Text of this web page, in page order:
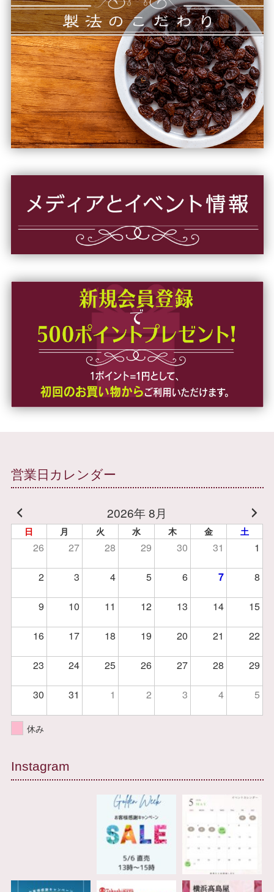
営業日カレンダー
2026年 8月
日 月 火 水 木 金 土
26 27 28 29 30 31 1
2 3 4 5 6 7 8
9 10 11 12 13 14 15
16 17 18 19 20 21 22
23 24 25 26 27 28 29
30 31 1 2 3 4 5
休み
Instagram